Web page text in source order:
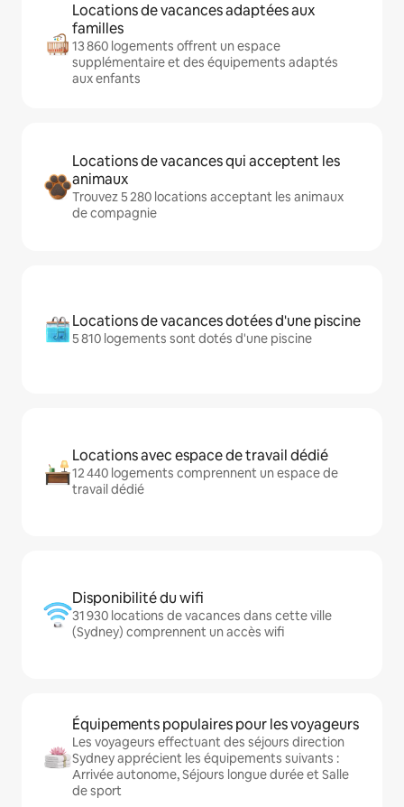
Locations de vacances adaptées aux
familles
13 860 logements offrent un espace
supplémentaire et des équipements adaptés
aux enfants
Locations de vacances qui acceptent les
animaux
Trouvez 5 280 locations acceptant les animaux
de compagnie
Locations de vacances dotées d'une piscine
5 810 logements sont dotés d'une piscine
Locations avec espace de travail dédié
12 440 logements comprennent un espace de
travail dédié
Disponibilité du wifi
31 930 locations de vacances dans cette ville
(Sydney) comprennent un accès wifi
Équipements populaires pour les voyageurs
Les voyageurs effectuant des séjours direction
Sydney apprécient les équipements suivants :
Arrivée autonome, Séjours longue durée et Salle
de sport